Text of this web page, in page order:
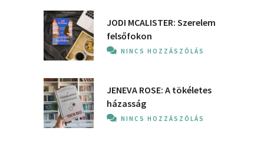
JODI MCALISTER: Szerelem
felsőfokon
NINCS HOZZÁSZÓLÁS
JENEVA ROSE: A ​tökéletes
házasság
NINCS HOZZÁSZÓLÁS